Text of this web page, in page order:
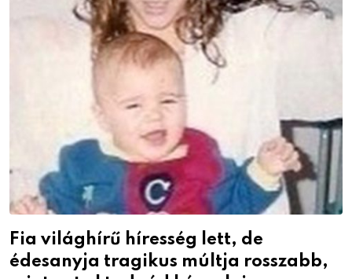
Fia világhírű híresség lett, de
édesanyja tragikus múltja rosszabb,